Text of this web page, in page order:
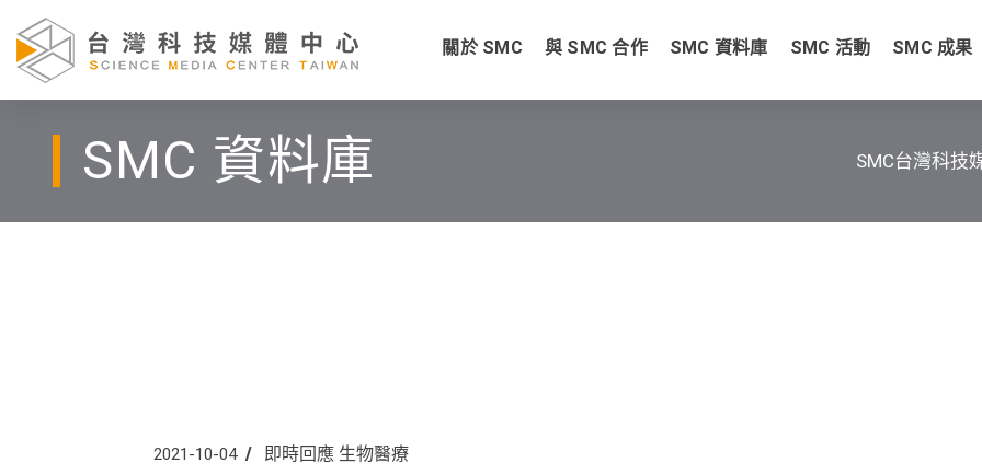
關於 SMC 與 SMC 合作 SMC 資料庫 SMC 活動 SMC 成果
SMC 資料庫 SMC台灣科技
2021-10-04 即時回應 生物醫療